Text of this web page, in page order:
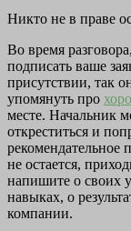
Никто не в праве
Во время
подписать ваше
присутствии, так
упомянуть про
месте. Начальник
откреститься и
рекомендательное
не остается,
напишите о своих
навыках, о
компании.